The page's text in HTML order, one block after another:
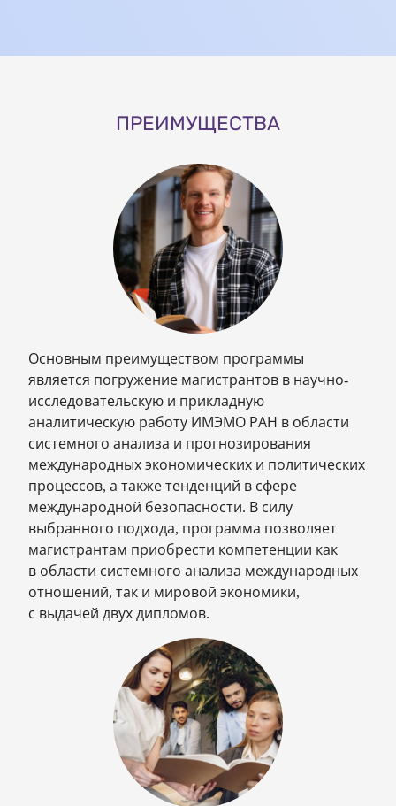
ПРЕИМУЩЕСТВА
Основным преимуществом программы
является погружение магистрантов в научно-
исследовательскую и прикладную
аналитическую работу ИМЭМО РАН в области
системного анализа и прогнозирования
международных экономических и политических
процессов, а также тенденций в сфере
международной безопасности. В силу
выбранного подхода, программа позволяет
магистрантам приобрести компетенции как
в области системного анализа международных
отношений, так и мировой экономики,
с выдачей двух дипломов.